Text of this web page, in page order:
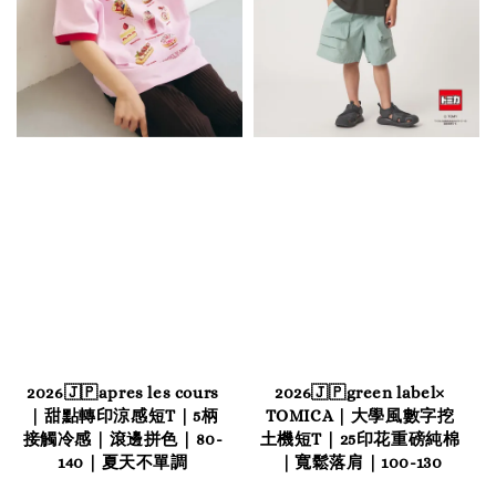
2026🇯🇵apres les cours
｜甜點轉印涼感短T｜5柄
接觸冷感｜滾邊拼色｜80-
140｜夏天不單調
2026🇯🇵green label×
TOMICA｜大學風數字挖
土機短T｜25印花重磅純棉
｜寬鬆落肩｜100-130